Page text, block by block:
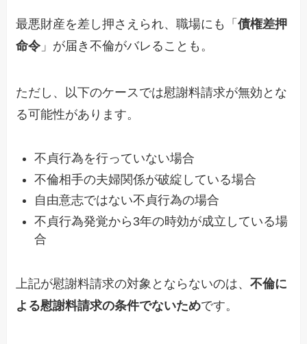
最悪財産を差し押さえられ、職場にも「債権差押
命令 」が届き不倫がバレることも。
ただし、以下のケースでは慰謝料請求が無効とな
る可能性があります。
不貞行為を行っていない場合
不倫相手の夫婦関係が破綻している場合
自由意志ではない不貞行為の場合
不貞行為発覚から3年の時効が成立している場
合
上記が慰謝料請求の対象とならないのは、不倫に
よる慰謝料請求の条件でないためです。